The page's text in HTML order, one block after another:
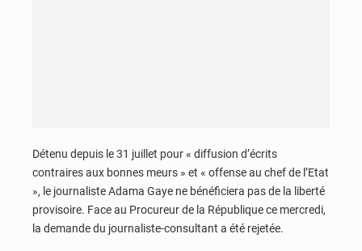
Détenu depuis le 31 juillet pour « diffusion d’écrits
contraires aux bonnes meurs » et « offense au chef de l’Etat
», le journaliste Adama Gaye ne bénéficiera pas de la liberté
provisoire. Face au Procureur de la République ce mercredi,
la demande du journaliste-consultant a été rejetée.